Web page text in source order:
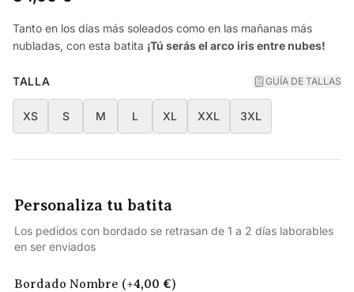
Tanto en los días más soleados como en las mañanas más
nubladas, con esta batita ¡Tú serás el arco iris entre nubes!
TALLA GUÍA DE TALLAS
XS S M L XL XXL 3XL
Personaliza tu batita
Los pedidos con bordado se retrasan de 1 a 2 días laborables
en ser enviados
Bordado Nombre (+4,00 €)